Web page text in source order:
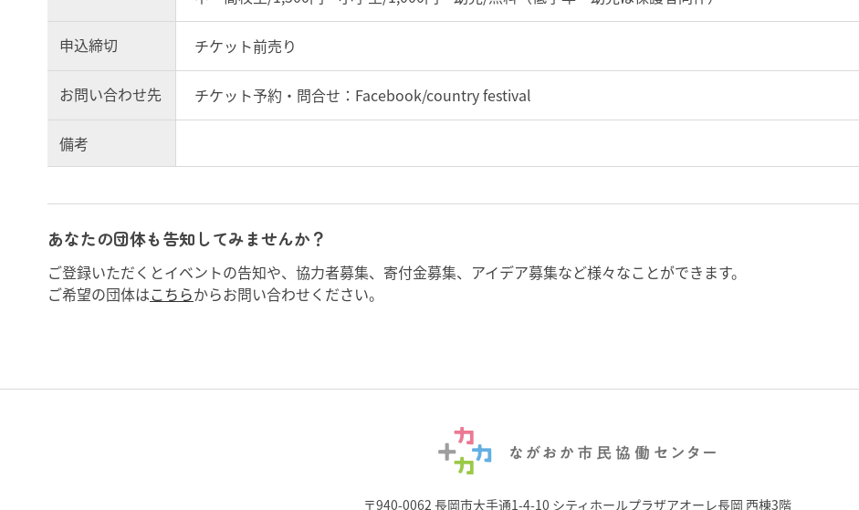
申込締切 チケット前売り
お問い合わせ先 チケット予約・問合せ：Facebook/country festival
備考
あなたの団体も告知してみませんか？
ご登録いただくとイベントの告知や、協力者募集、寄付金募集、アイデア募集など様々なことができます。
ご希望の団体はこちらからお問い合わせください。
〒940-0062 長岡市大手通1-4-10 シティホールプラザアオーレ長岡 西棟3階